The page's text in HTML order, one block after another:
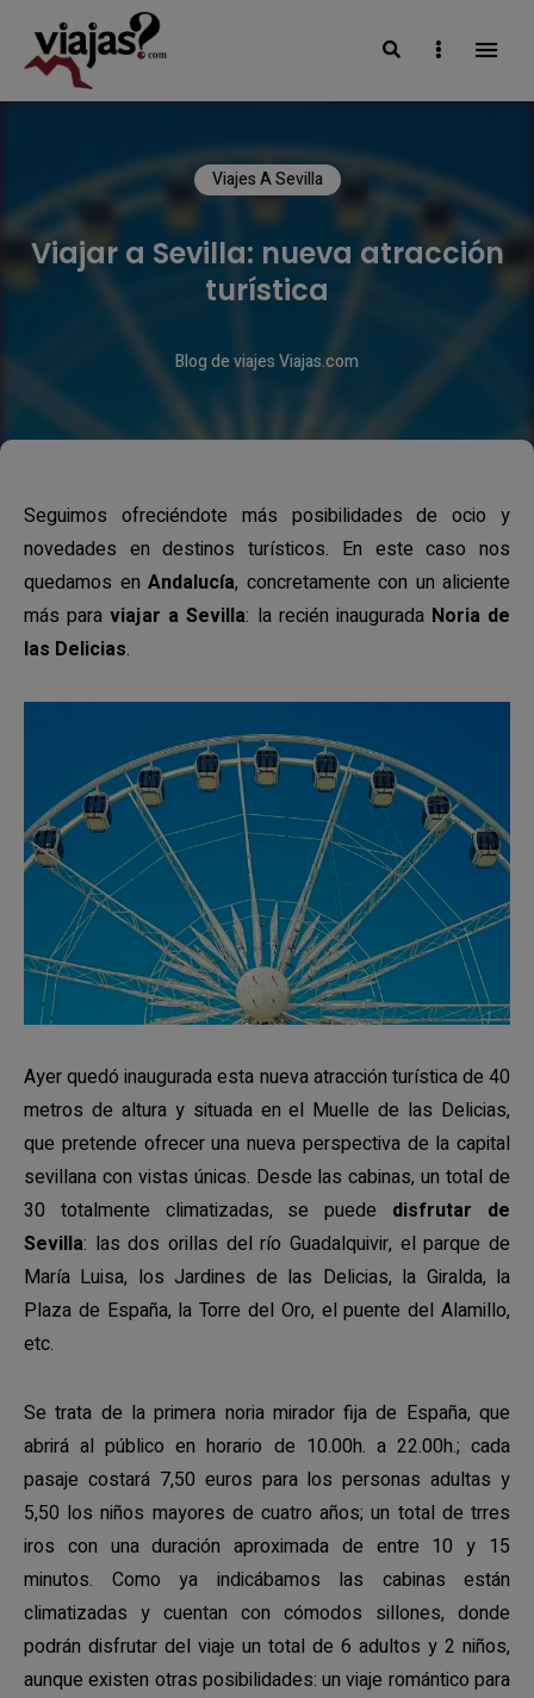
VIAJAS BLOG
SearchSidebar
Viajes A Sevilla
Viajar a Sevilla: nueva atracción
turística
Blog de viajes Viajas.com
Seguimos ofreciéndote más posibilidades de ocio y
novedades en destinos turísticos. En este caso nos
quedamos en Andalucía, concretamente con un aliciente
más paraviajar a Sevilla: la recién inaugurada Noria de
las Delicias.
Ayer quedó inaugurada esta nueva atracción turística de 40
metros de altura y situada en el Muelle de las Delicias,
que pretende ofrecer una nueva perspectiva de la capital
sevillana con vistas únicas. Desde las cabinas, un total de
30 totalmente climatizadas, se puede disfrutar de
Sevilla: las dos orillas del río Guadalquivir, el parque de
María Luisa, los Jardines de las Delicias, la Giralda, la
Plaza de España, la Torre del Oro, el puente del Alamillo,
etc.
Se trata de la primera noria mirador fija de España, que
abrirá al público en horario de 10.00h. a 22.00h.; cada
pasaje costará 7,50 euros para los personas adultas y
5,50 los niños mayores de cuatro años; un total de trres
iros con una duración aproximada de entre 10 y 15
minutos. Como ya indicábamos las cabinas están
climatizadas y cuentan con cómodos sillones, donde
podrán disfrutar del viaje un total de 6 adultos y 2 niños,
aunque existen otras posibilidades: un viaje romántico para